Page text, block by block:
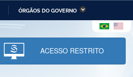
ÓRGÃOS DO GOVERNO
da Infraestrutura
da Ciência,
Tecnologia, Inovações e
Comunicações
ACESSO RESTRITO